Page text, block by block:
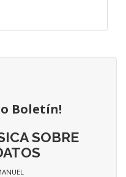
Boletín!
SOBRE